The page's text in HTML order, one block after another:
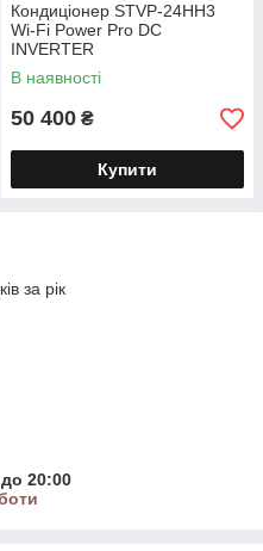
Кондиціонер STVP-24HH3
Wi-Fi Power Pro DC
INVERTER
В наявності
50 400 ₴
Купити
за рік
20:00